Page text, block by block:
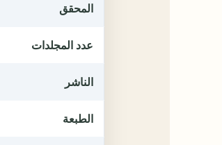
المحقق
عدد المجلدات
الناشر
الطبعة